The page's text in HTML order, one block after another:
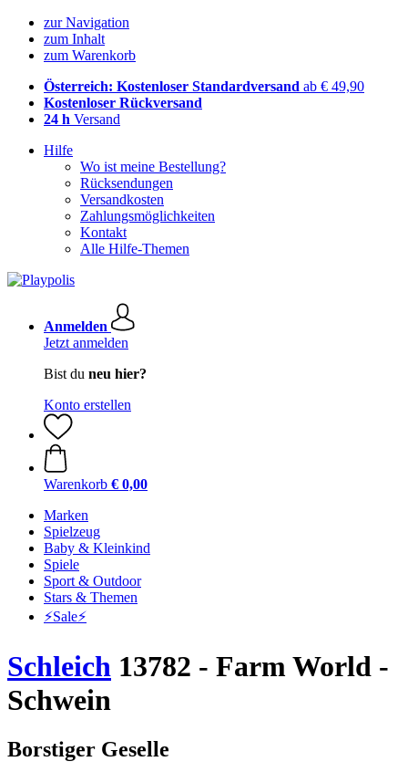
zur Navigation
zum Inhalt
zum Warenkorb
Österreich: Kostenloser Standardversand ab € 49,90
Kostenloser Rückversand
24 h Versand
Hilfe
Wo ist meine Bestellung?
Rücksendungen
Versandkosten
Zahlungsmöglichkeiten
Kontakt
Alle Hilfe-Themen
Anmelden
Jetzt anmelden
Bist du neu hier?
Konto erstellen
Warenkorb € 0,00
Marken
Spielzeug
Baby & Kleinkind
Spiele
Sport & Outdoor
Stars & Themen
⚡️Sale⚡️
Schleich 13782 - Farm World -
Schwein
Borstiger Geselle